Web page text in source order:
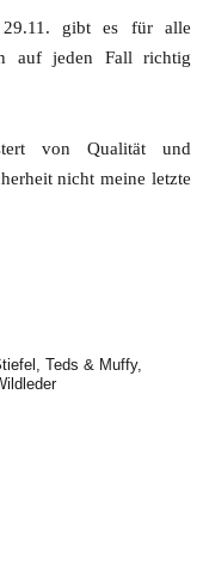
gibt es für alle
auf jeden Fall richtig
von Qualität und
nicht meine letzte
, Teds & Muffy,